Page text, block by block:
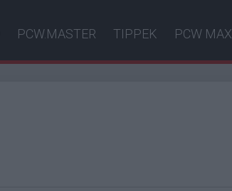
PCW.MASTER TIPPEK PCW MAX